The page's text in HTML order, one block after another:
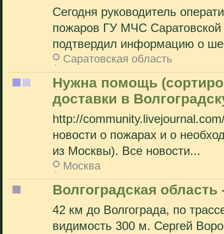
Сегодня руководитель
пожаров ГУ МЧС
подтвердил информацию о
Саратовская область
Нужна помощь
доставки в
http://
новости о пожарах и о
из Москвы). Все новости...
Москва
Волгоградская
42 км до Волгограда, по
видимость 300 м. Сергей